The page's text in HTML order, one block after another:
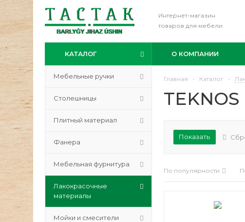
Интернет-магазин
товаров для мебели
КАТАЛОГ О КОМПАНИИ
Мебельные ручки
Столешницы
Плитный материал
Фанера
Мебельная фурнитура
Лакокрасочные
материалы
Мойки и смесители
Главная - Каталог -
TEKNOS
Показать
По популярности